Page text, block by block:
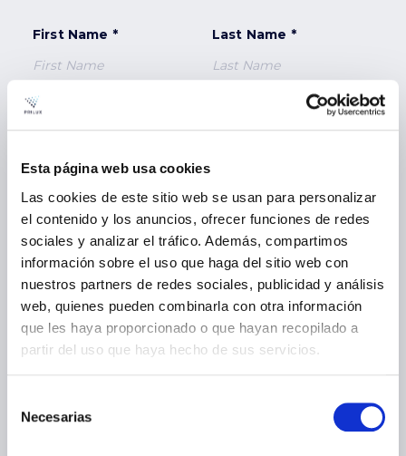
Esta página web usa cookies
Las cookies de este sitio web se usan para personalizar
el contenido y los anuncios, ofrecer funciones de redes
sociales y analizar el tráfico. Además, compartimos
información sobre el uso que haga del sitio web con
nuestros partners de redes sociales, publicidad y análisis
web, quienes pueden combinarla con otra información
que les haya proporcionado o que hayan recopilado a
partir del uso que haya hecho de sus servicios.
Necesarias
First Name * Last Name *
Email *
Company *
Country *
Message *